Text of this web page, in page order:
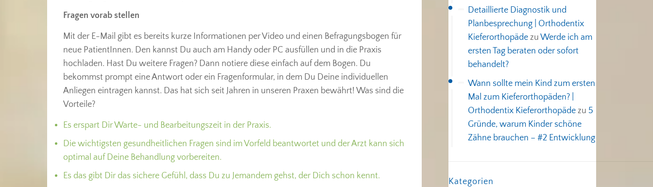
Fragen vorab stellen
Mit der E-Mail gibt es bereits kurze Informationen per Video und einen Befragungsbogen für
neue PatientInnen. Den kannst Du auch am Handy oder PC ausfüllen und in die Praxis
hochladen. Hast Du weitere Fragen? Dann notiere diese einfach auf dem Bogen. Du
bekommst prompt eine Antwort oder ein Fragenformular, in dem Du Deine individuellen
Anliegen eintragen kannst. Das hat sich seit Jahren in unseren Praxen bewährt! Was sind die
Vorteile?
Es erspart Dir Warte- und Bearbeitungszeit in der Praxis.
Die wichtigsten gesundheitlichen Fragen sind im Vorfeld beantwortet und der Arzt kann sich
optimal auf Deine Behandlung vorbereiten.
Es das gibt Dir das sichere Gefühl, dass Du zu Jemandem gehst, der Dich schon kennt.
Detaillierte Diagnostik und
Planbesprechung | Orthodentix
Kieferorthopäde zu Werde ich am
ersten Tag beraten oder sofort
behandelt?
Wann sollte mein Kind zum ersten
Mal zum Kieferorthopäden? |
Orthodentix Kieferorthopäde zu 5
Gründe, warum Kinder schöne
Zähne brauchen – #2 Entwicklung
Kategorien